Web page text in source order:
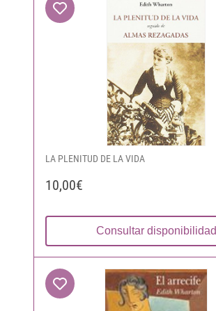
LA PLENITUD DE LA VIDA
10,00€
Consultar disponibilidad